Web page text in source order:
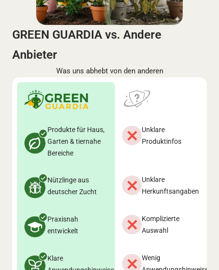
GREEN GUARDIA vs. Andere
Anbieter
Was uns abhebt von den anderen
Produkte für Haus,
Garten & tiernahe
Bereiche
Unklare
Produktinfos
Nützlinge aus
deutscher Zucht
Unklare
Herkunftsangaben
Praxisnah
entwickelt
Komplizierte
Auswahl
Klare
Wenig